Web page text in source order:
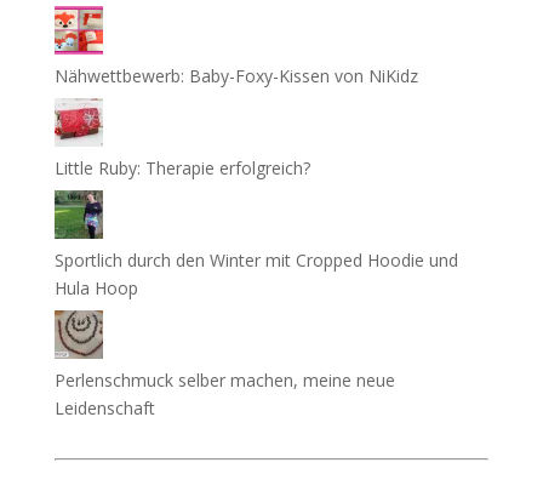
Nähwettbewerb: Baby-Foxy-Kissen von NiKidz
Little Ruby: Therapie erfolgreich?
Sportlich durch den Winter mit Cropped Hoodie und
Hula Hoop
Perlenschmuck selber machen, meine neue
Leidenschaft